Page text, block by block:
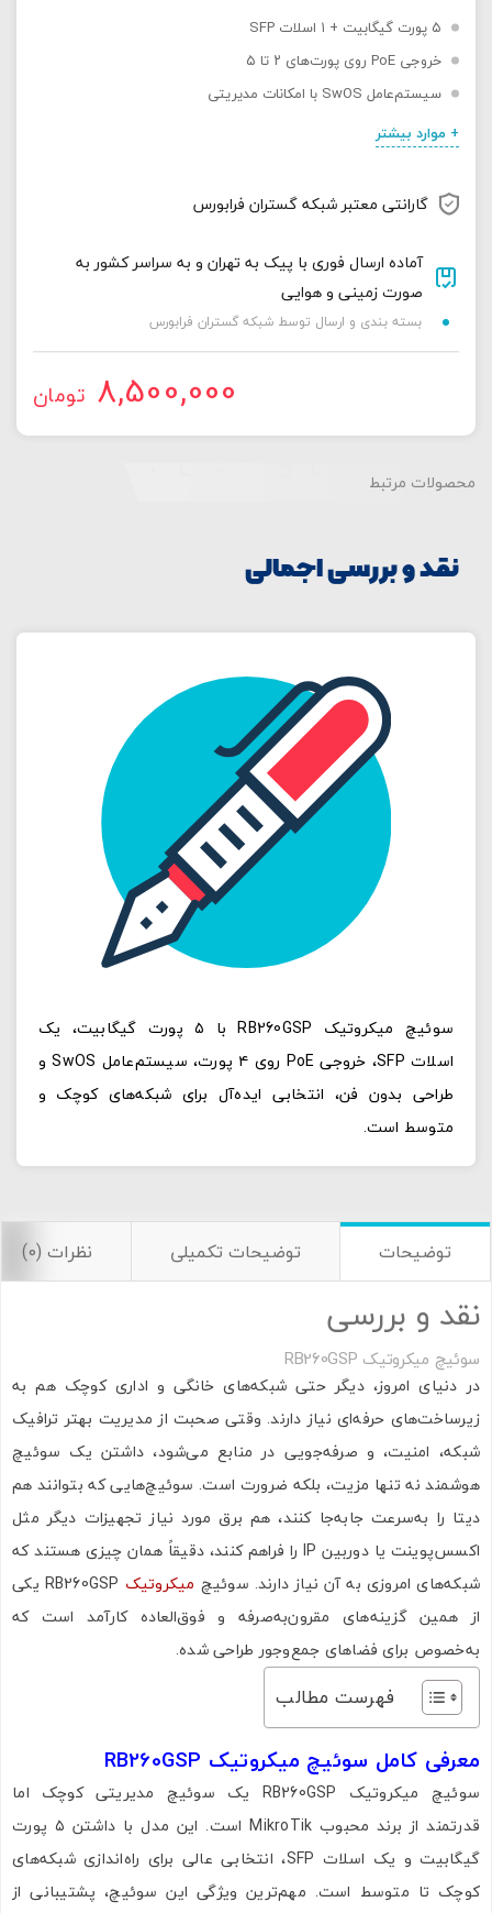
۵ پورت گیگابیت + ۱ اسلات SFP
خروجی PoE روی پورت‌های ۲ تا ۵
سیستم‌عامل SwOS با امکانات مدیریتی
+ موارد بیشتر
گارانتی معتبر شبکه گستران فرابورس
آماده ارسال فوری با پیک به تهران و به سراسر کشور به
صورت زمینی و هوایی
بسته بندی و ارسال توسط شبکه گستران فرابورس
8,500,000 تومان
محصولات مرتبط
نقد و بررسی اجمالی
سوئیچ میکروتیک RB260GSP با ۵ پورت گیگابیت، یک
اسلات SFP، خروجی PoE روی ۴ پورت، سیستم‌عامل SwOS و
طراحی بدون فن، انتخابی ایده‌آل برای شبکه‌های کوچک و
متوسط است.
توضیحات توضیحات تکمیلی نظرات (0)
نقد و بررسی
سوئیچ میکروتیک RB260GSP
در دنیای امروز، دیگر حتی شبکه‌های خانگی و اداری کوچک هم به
زیرساخت‌های حرفه‌ای نیاز دارند. وقتی صحبت از مدیریت بهتر ترافیک
شبکه، امنیت، و صرفه‌جویی در منابع می‌شود، داشتن یک سوئیچ
هوشمند نه تنها مزیت، بلکه ضرورت است. سوئیچ‌هایی که بتوانند هم
دیتا را به‌سرعت جابه‌جا کنند، هم برق مورد نیاز تجهیزات دیگر مثل
اکسس‌پوینت یا دوربین IP را فراهم کنند، دقیقاً همان چیزی هستند که
شبکه‌های امروزی به آن نیاز دارند. سوئیچ میکروتیک
RB260GSP یکی
از همین گزینه‌های مقرون‌به‌صرفه و فوق‌العاده کارآمد است که
به‌خصوص برای فضاهای جمع‌وجور طراحی شده.
فهرست مطالب
معرفی کامل سوئیچ میکروتیک RB260GSP
سوئیچ میکروتیک RB260GSP یک سوئیچ مدیریتی کوچک اما
قدرتمند از برند محبوب MikroTik است. این مدل با داشتن ۵ پورت
گیگابیت و یک اسلات SFP، انتخابی عالی برای راه‌اندازی شبکه‌های
کوچک تا متوسط است. مهم‌ترین ویژگی این سوئیچ، پشتیبانی از